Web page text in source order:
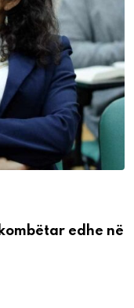
edhe në